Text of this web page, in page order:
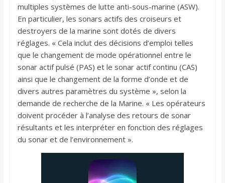
multiples systèmes de lutte anti-sous-marine (ASW).
En particulier, les sonars actifs des croiseurs et
destroyers de la marine sont dotés de divers
réglages. « Cela inclut des décisions d’emploi telles
que le changement de mode opérationnel entre le
sonar actif pulsé (PAS) et le sonar actif continu (CAS)
ainsi que le changement de la forme d’onde et de
divers autres paramètres du système », selon la
demande de recherche de la Marine. « Les opérateurs
doivent procéder à l’analyse des retours de sonar
résultants et les interpréter en fonction des réglages
du sonar et de l’environnement ».